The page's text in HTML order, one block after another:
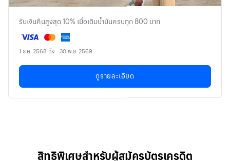
รับเงินคืนสูงสุด 10% เมื่อเติมน้ำมันครบทุก 800 บาท
1 ธ.ค. 2568 ถึง 30 พ.ย. 2569
ดูรายละเอียด
สิทธิพิเศษสำหรับผู้สมัครบัตรเครดิต